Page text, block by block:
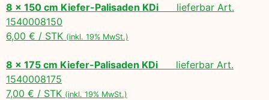
8 x 150 cm Kiefer-Palisaden KDi lieferbar Art.
1540008150
6,00 € / STK (inkl. 19% MwSt.)
8 x 175 cm Kiefer-Palisaden KDi lieferbar Art.
1540008175
7,00 € / STK (inkl. 19% MwSt.)